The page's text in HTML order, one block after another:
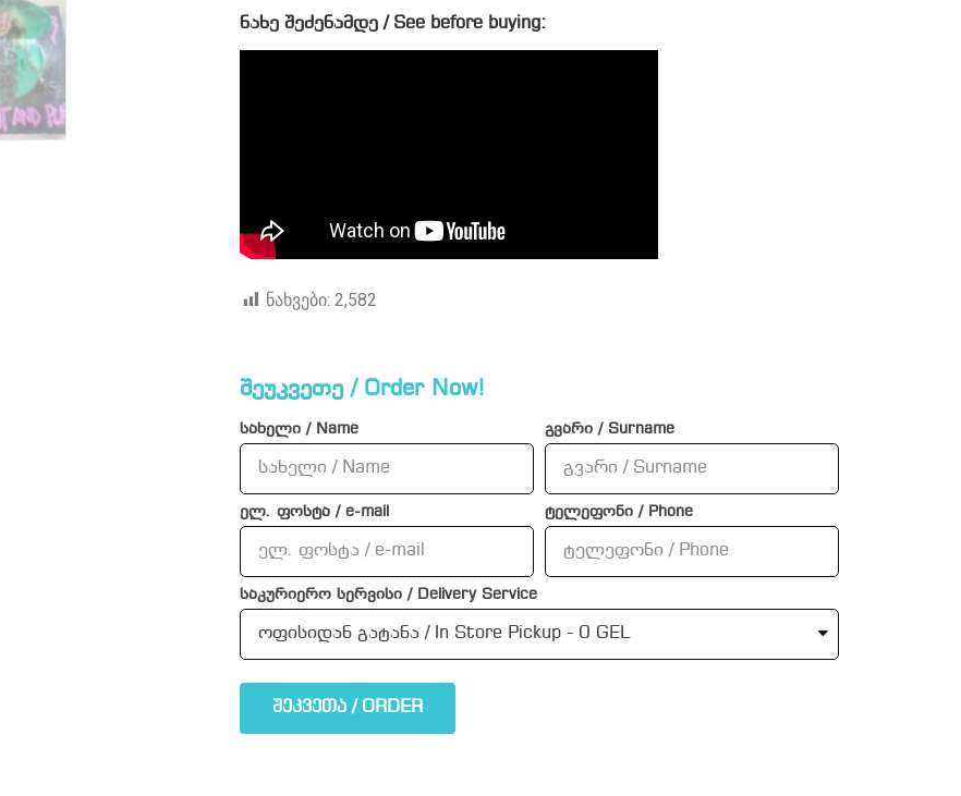
ნახე შეძენამდე / See before buying:
ნახვები: 2,582
შეუკვეთე / Order Now!
სახელი / Name გვარი / Surname
ელ. ფოსტა / e-mail ტელეფონი / Phone
საკურიერო სერვისი / Delivery Service
შეკვეთა / ORDER